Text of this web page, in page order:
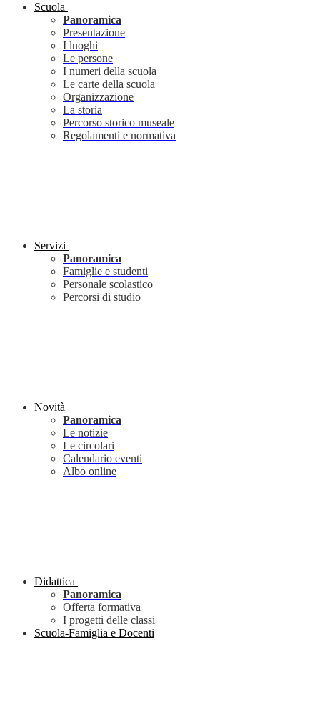
Scuola
Panoramica
Presentazione
I luoghi
Le persone
I numeri della scuola
Le carte della scuola
Organizzazione
La storia
Percorso storico museale
Regolamenti e normativa
Servizi
Panoramica
Famiglie e studenti
Personale scolastico
Percorsi di studio
Novità
Panoramica
Le notizie
Le circolari
Calendario eventi
Albo online
Didattica
Panoramica
Offerta formativa
I progetti delle classi
Scuola-Famiglia e Docenti